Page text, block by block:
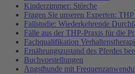
Kinderzimmer: Störche
Fragen Sie unseren Experten:
Fallstudie: Wiederkehrende
Fälle aus der THP-Praxis für die
Fachqualifikation
Ernährungszustand des Pferdes
Buchvorstellungen
Angsthunde mit